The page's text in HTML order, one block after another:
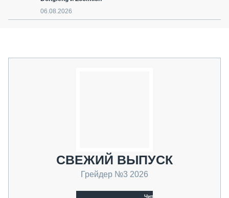
06.08.2026
СВЕЖИЙ ВЫПУСК
Грейдер №3 2026
Читать